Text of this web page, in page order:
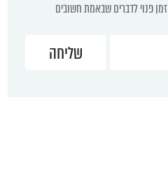
פנוי לדברים שבאמת חשובים